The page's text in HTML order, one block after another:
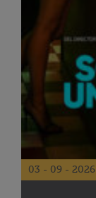
03 - 09 - 2026